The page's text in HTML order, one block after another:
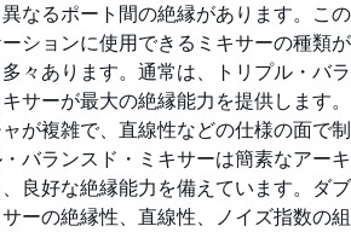
なるポート間の絶縁があります。この
ションに使用できるミキサーの種類が
々あります。通常は、トリプル・バラ
サーが最大の絶縁能力を提供します。
が複雑で、直線性などの仕様の面で制
バランスド・ミキサーは簡素なアーキ
良好な絶縁能力を備えています。ダブ
ーの絶縁性、直線性、ノイズ指数の組